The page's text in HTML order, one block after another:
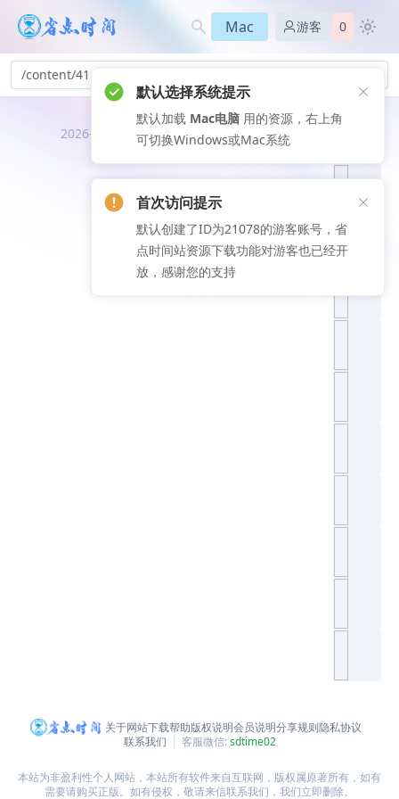
Mac 游客 0
/content/41
2026-08-06
推荐文
关于网站下载帮助版权说明会员说明分享规则隐私协议
联系我们
客服微信:sdtime02
本站为非盈利性个人网站，本站所有软件来自互联网，版权属原著所有，如有
需要请购买正版。如有侵权，敬请来信联系我们，我们立即删除。
默认选择系统提示
默认加载 Mac电脑 用的资源，右上角
可切换Windows或Mac系统
首次访问提示
默认创建了ID为21078的游客账号，省
点时间站资源下载功能对游客也已经开
放，感谢您的支持